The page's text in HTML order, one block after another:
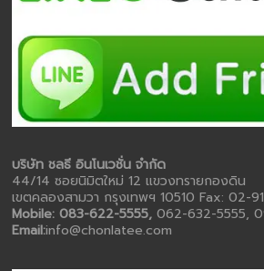
บริษัท ชลธี อินโนเวชั่น จำกัด
44/14 ซอยนิมิตใหม่ 12 แขวงทรายกองดิน
เขตคลองสามวา กรุงเทพฯ 10510 Fax: 02-
Mobile: 083-622-5555,062-632-5555,
Email:info@chonlatee.com